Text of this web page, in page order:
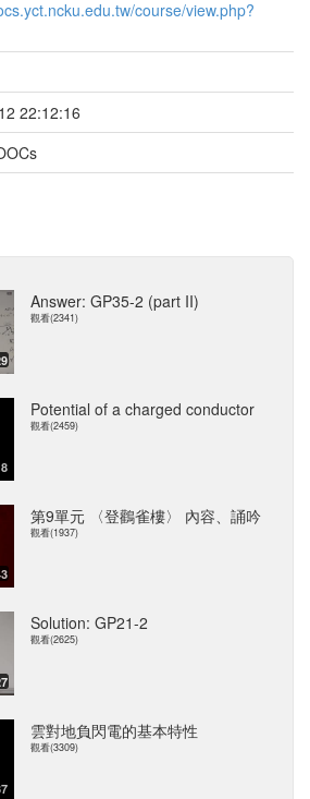
course/view.php?
22:12:16
Answer: GP35-2 (part II)
觀看(2341)
Potential of a charged conductor
觀看(2459)
第9單元 〈登鸛雀樓〉 內容、誦吟
觀看(1937)
Solution: GP21-2
觀看(2625)
雲對地負閃電的基本特性
觀看(3309)